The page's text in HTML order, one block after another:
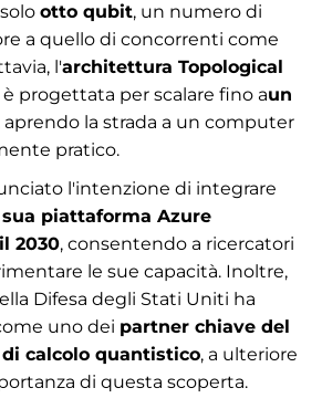
otto qubit, un numero di
a quello di concorrenti come
l'architettura Topological
progettata per scalare fino aun
aprendo la strada a un computer
pratico.
l'intenzione di integrare
sua piattaforma Azure
2030, consentendo a ricercatori
le sue capacità. Inoltre,
Difesa degli Stati Uniti ha
uno dei partner chiave del
calcolo quantistico, a ulteriore
di questa scoperta.